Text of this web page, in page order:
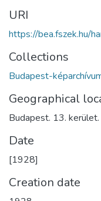
URI
https://bea.fszek.hu/
Collections
Budapest-
Geographical
Budapest. 13.
Date
[1928]
Creation date